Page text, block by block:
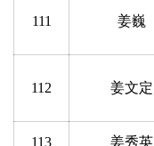
111 姜巍
112 姜文定
113 姜秀英